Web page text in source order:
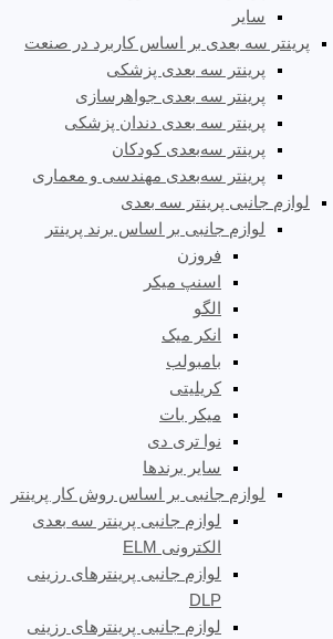
سایر
پرینتر سه بعدی بر اساس کاربرد در صنعت
پرینتر سه بعدی پزشکی
پرینتر سه بعدی جواهرسازی
پرینتر سه بعدی دندان پزشکی
پرینتر سه‌بعدی کودکان
پرینتر سه‌بعدی مهندسی و معماری
لوازم جانبی پرینتر سه بعدی
لوازم جانبی بر اساس برند پرینتر
فروزن
اسنپ میکر
الگو
انکر میک
بامبولب
کریلیتی
میکر بات
نوا تری دی
سایر برندها
لوازم جانبی بر اساس روش کار پرینتر
لوازم جانبی پرینتر سه بعدی
الکترونی ELM
لوازم جانبی پرینترهای رزینی
DLP
لوازم جانبی پرینترهای رزینی